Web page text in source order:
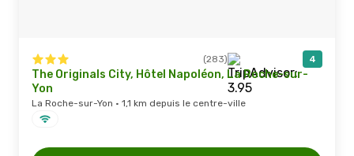
(283) 4
The Originals City, Hôtel Napoléon, La Roche-sur-
Yon
La Roche-sur-Yon · 1,1 km depuis le centre-ville